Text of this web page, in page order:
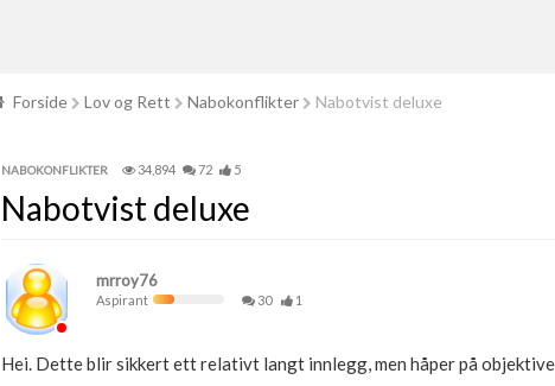
Forside Lov og Rett Nabokonflikter Nabotvist deluxe
NABOKONFLIKTER 34,894 72 5
Nabotvist deluxe
mrroy76
Aspirant 30 1
Hei. Dette blir sikkert ett relativt langt innlegg, men håper på